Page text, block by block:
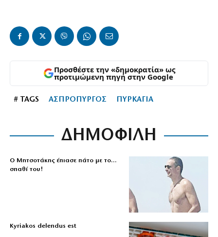
Προσθέστε την «δημοκρατία» ως
προτιμώμενη πηγή στην Google
# TAGS ΑΣΠΡΟΠΥΡΓΟΣ ΠΥΡΚΑΓΙΑ
ΔΗΜΟΦΙΛΗ
Ο Μητσοτάκης έπιασε πάτο με το…
σπαθί του!
Kyriakos delendus est